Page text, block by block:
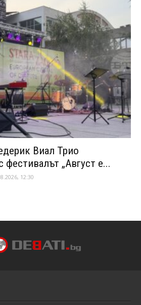
Виал Трио
„Август е...
12:30